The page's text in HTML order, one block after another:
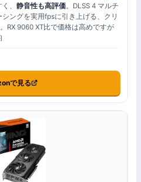
く、静音性も高評価。DLSS 4 マルチ
ングを実用fpsに引き上げる、クリ
RX 9060 XT比で価格は高めですが
で見る